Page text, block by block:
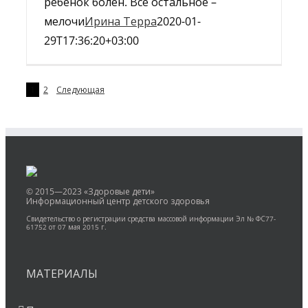
мелочиИрина Терра2020-01-
29T17:36:20+03:00
2 Следующая
© 2015—2023 «Здоровые дети»
Информационный центр детского здоровья
Свидетельство о регистрации средства массовой информации Эл № ФС77-
61752 от 07 мая 2015 г.
МАТЕРИАЛЫ